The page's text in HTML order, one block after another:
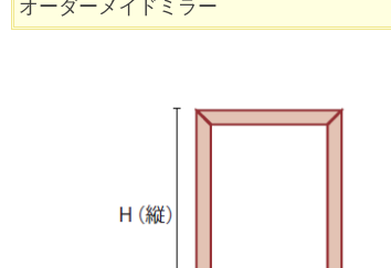
オーダーメイドミラー